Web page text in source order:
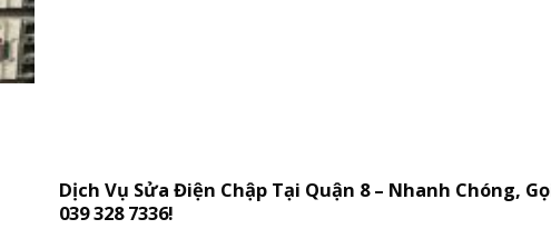
Dịch Vụ Sửa Điện Chập Tại Quận 8 – Nhanh Chóng,
039 328 7336!